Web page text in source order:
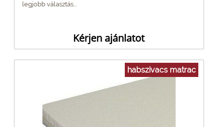
legjobb választás...
Kérjen ajánlatot
habszivacs matrac